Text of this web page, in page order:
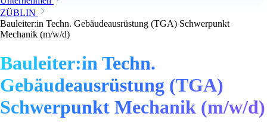
ZÜBLIN
Bauleiter:in Techn. Gebäudeausrüstung (TGA) Schwerpunkt
Mechanik (m/w/d)
Bauleiter:in Techn.
Gebäudeausrüstung (TGA)
Schwerpunkt Mechanik (m/w/d)